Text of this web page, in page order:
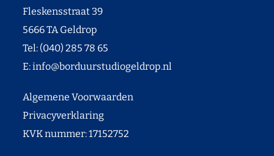
Fleskensstraat 39
5666 TA Geldrop
Tel: (040) 285 78 65
E:info@borduurstudiogeldrop.nl
Algemene Voorwaarden
Privacyverklaring
KVK nummer: 17152752